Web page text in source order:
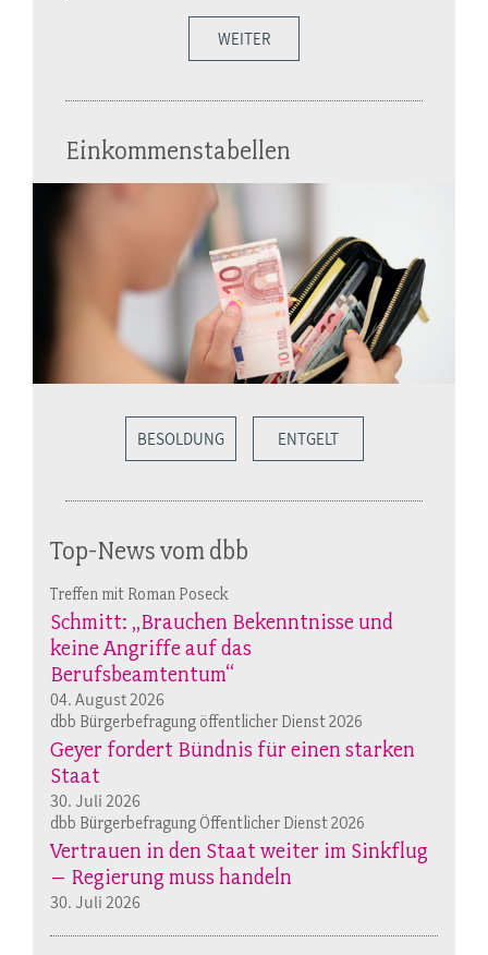
WEITER
Einkommenstabellen
BESOLDUNG ENTGELT
Top-News vom dbb
Treffen mit Roman Poseck
Schmitt: „Brauchen Bekenntnisse und
keine Angriffe auf das
Berufsbeamtentum“
04. August 2026
dbb Bürgerbefragung öffentlicher Dienst 2026
Geyer fordert Bündnis für einen starken
Staat
30. Juli 2026
dbb Bürgerbefragung Öffentlicher Dienst 2026
Vertrauen in den Staat weiter im Sinkflug
– Regierung muss handeln
30. Juli 2026